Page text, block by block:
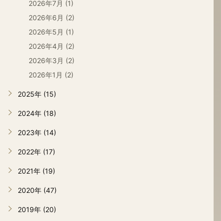
2026年7月 (1)
2026年6月 (2)
2026年5月 (1)
2026年4月 (2)
2026年3月 (2)
2026年1月 (2)
2025年 (15)
2024年 (18)
2023年 (14)
2022年 (17)
2021年 (19)
2020年 (47)
2019年 (20)